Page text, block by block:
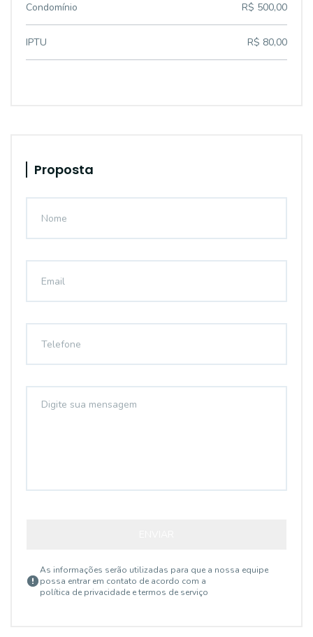
Condomínio R$ 500,00
IPTU R$ 80,00
Proposta
As informações serão utilizadas para que a nossa equipe
possa entrar em contato de acordo com a
política de privacidade e termos de serviço